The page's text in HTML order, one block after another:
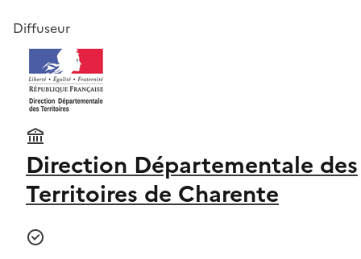
Diffuseur
Direction Départementale des
Territoires de Charente